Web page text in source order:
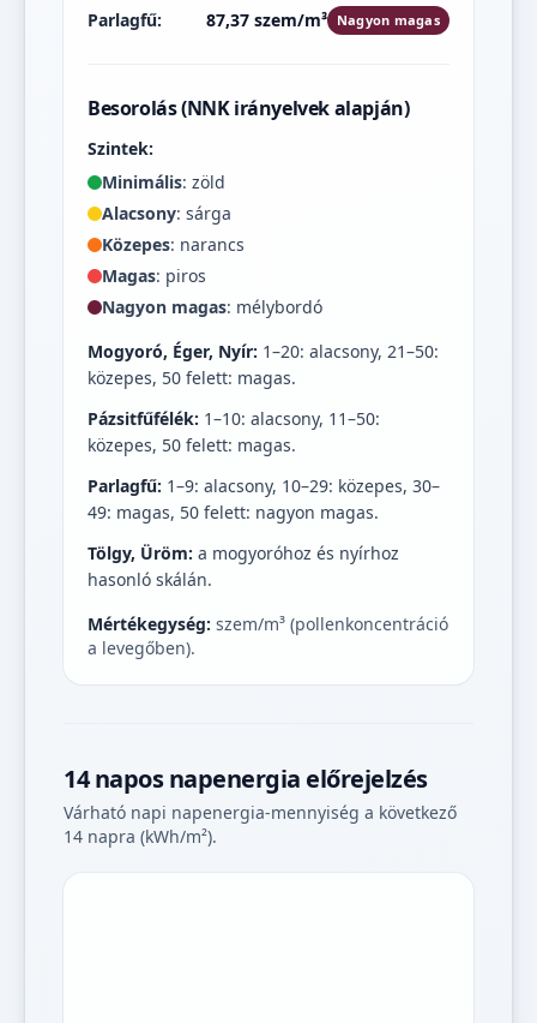
Parlagfű: 87,37 szem/m³ Nagyon magas
Besorolás (NNK irányelvek alapján)
Szintek:
Minimális: zöld
Alacsony: sárga
Közepes: narancs
Magas: piros
Nagyon magas: mélybordó
Mogyoró, Éger, Nyír: 1–20: alacsony, 21–50:
közepes, 50 felett: magas.
Pázsitfűfélék: 1–10: alacsony, 11–50:
közepes, 50 felett: magas.
Parlagfű: 1–9: alacsony, 10–29: közepes, 30–
49: magas, 50 felett: nagyon magas.
Tölgy, Üröm: a mogyoróhoz és nyírhoz
hasonló skálán.
Mértékegység: szem/m³ (pollenkoncentráció
a levegőben).
14 napos napenergia előrejelzés
Várható napi napenergia-mennyiség a következő
14 napra (kWh/m²).